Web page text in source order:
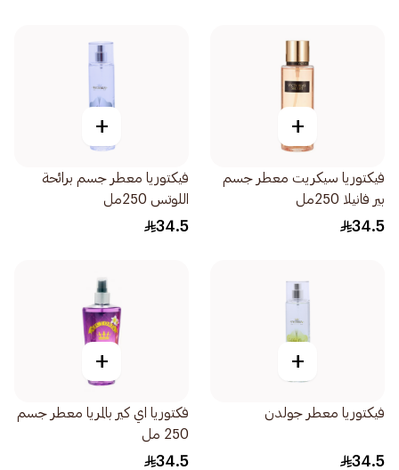
+
فيكتوريا سيكريت معطر جسم
بير فانيلا 250مل
34.5
+
فيكتوريا معطر جسم برائحة
اللوتس 250مل
34.5
+
فيكتوريا معطر جولدن
34.5
+
فكتوريا اي كير بالمريا معطر جسم
250 مل
34.5